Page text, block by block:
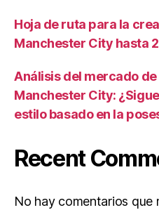
Hoja de ruta para la
Manchester City hasta
Análisis del mercado
Manchester City:
estilo basado en la
Recent
No hay comentarios que